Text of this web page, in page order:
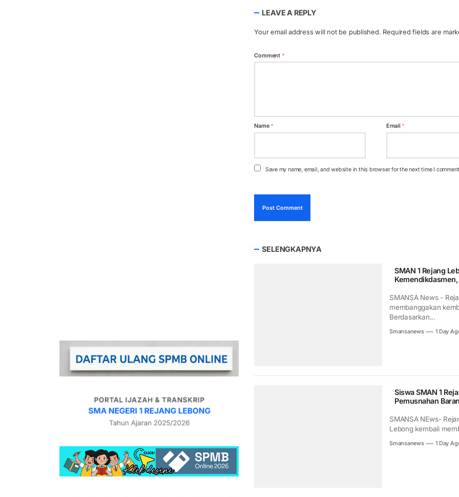
LEAVE A REPLY
Your email address will not be published. Required fields are
Comment *
Name * Email *
Save my name, email, and website in this browser for the next time I
SELENGKAPNYA
SMAN 1 Rejang
SMANSA News -
membanggakan
Berdasarkan...
Smansanews 1 Day
Siswa SMAN 1
Pemusnahan
SMANSA NEws-
Lebong kembali
Smansanews 1 Day